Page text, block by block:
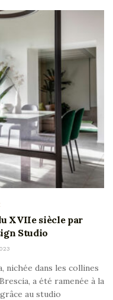
XVIIe siècle par
Studio
nichée dans les collines
a été ramenée à la
au studio